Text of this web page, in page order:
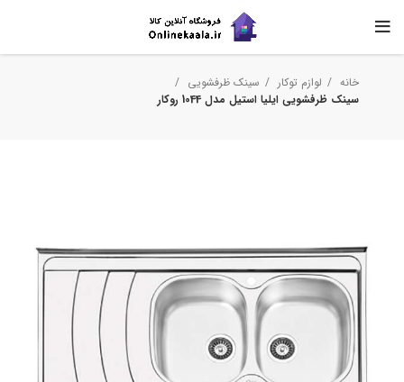
خانه لوازم توکار
سینک ظرفشویی
سینک ظرفشویی ایلیا استیل مدل 1044 روکار